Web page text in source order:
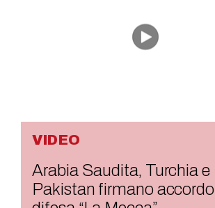
VIDEO
Arabia Saudita, Turchia e
Pakistan firmano accordo